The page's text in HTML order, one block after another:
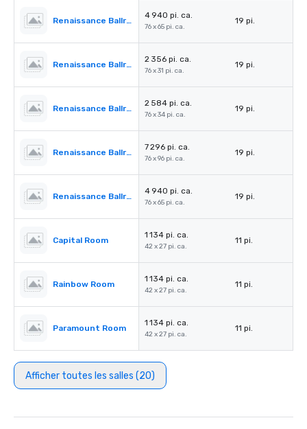
Renaissance Ballroom - Section l
4 940 pi. ca.
76 x 65 pi. ca.
19 pi.
Renaissance Ballroom - Section ll
2 356 pi. ca.
76 x 31 pi. ca.
19 pi.
Renaissance Ballroom - Section lll
2 584 pi. ca.
76 x 34 pi. ca.
19 pi.
Renaissance Ballroom - Section I & II
7 296 pi. ca.
76 x 96 pi. ca.
19 pi.
Renaissance Ballroom - Section II & III
4 940 pi. ca.
76 x 65 pi. ca.
19 pi.
Capital Room
1 134 pi. ca.
42 x 27 pi. ca.
11 pi.
Rainbow Room
1 134 pi. ca.
42 x 27 pi. ca.
11 pi.
Paramount Room
1 134 pi. ca.
42 x 27 pi. ca.
11 pi.
Afficher toutes les salles (20)